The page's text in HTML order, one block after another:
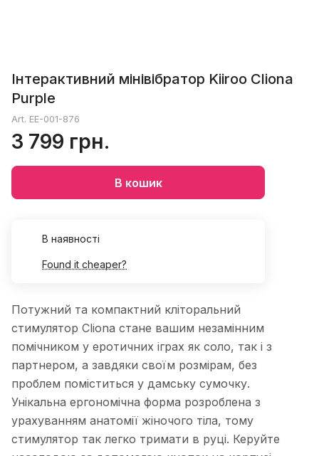
Інтерактивний мінівібратор Kiiroo Cliona
Purple
Art. EE-001-876
3 799 грн.
В кошик
В наявності
Found it cheaper?
Потужний та компактний кліторальний
стимулятор Cliona стане вашим незамінним
помічником у еротичних іграх як соло, так і з
партнером, а завдяки своїм розмірам, без
проблем поміститься у дамську сумочку.
Унікальна ергономічна форма розроблена з
урахуванням анатомії жіночого тіла, тому
стимулятор так легко тримати в руці. Керуйте